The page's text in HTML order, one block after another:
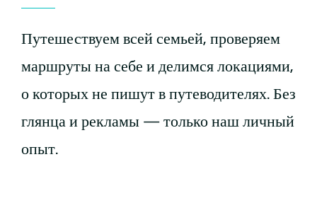
Путешествуем всей семьей, проверяем
маршруты на себе и делимся локациями,
о которых не пишут в путеводителях. Без
глянца и рекламы — только наш личный
опыт.